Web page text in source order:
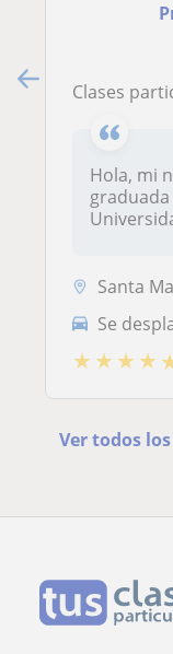
Clases
Hola, mi
Santa María de
Se
★ ★ ★ ★
Ver todos